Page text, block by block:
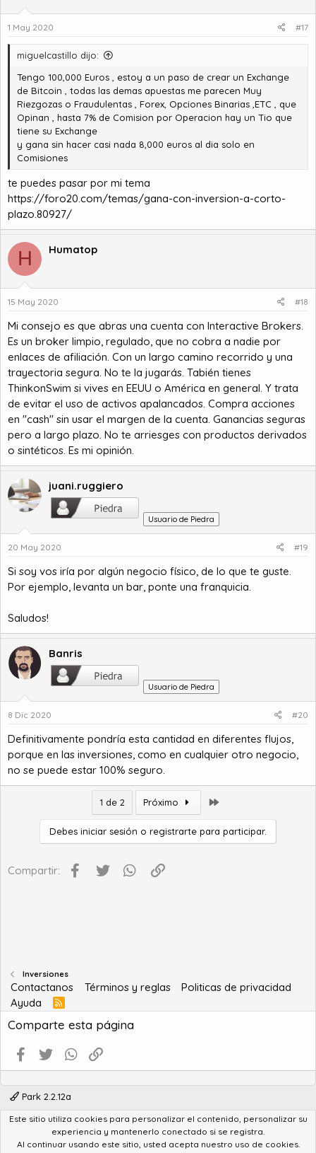
1 May 2020 #17
miguelcastillo dijo:
Tengo 100,000 Euros , estoy a un paso de crear un Exchange
de Bitcoin , todas las demas apuestas me parecen Muy
Riezgozas o Fraudulentas , Forex, Opciones Binarias ,ETC , que
Opinan , hasta 7% de Comision por Operacion hay un Tio que
tiene su Exchange
y gana sin hacer casi nada 8,000 euros al dia solo en
Comisiones
te puedes pasar por mi tema
https://foro20.com/temas/gana-con-inversion-a-corto-
plazo.80927/
H Humatop
15 May 2020 #18
Mi consejo es que abras una cuenta con Interactive Brokers.
Es un broker limpio, regulado, que no cobra a nadie por
enlaces de afiliación. Con un largo camino recorrido y una
trayectoria segura. No te la jugarás. Tabién tienes
ThinkonSwim si vives en EEUU o América en general. Y trata
de evitar el uso de activos apalancados. Compra acciones
en "cash" sin usar el margen de la cuenta. Ganancias seguras
pero a largo plazo. No te arriesges con productos derivados
o sintéticos. Es mi opinión.
juani.ruggiero
Usuario de Piedra
20 May 2020 #19
Si soy vos iría por algún negocio físico, de lo que te guste.
Por ejemplo, levanta un bar, ponte una franquicia.
Saludos!
Banris
Usuario de Piedra
8 Dic 2020 #20
Definitivamente pondría esta cantidad en diferentes flujos,
porque en las inversiones, como en cualquier otro negocio,
no se puede estar 100% seguro.
1 de 2 Próximo
Debes iniciar sesión o registrarte para participar.
Compartir: Facebook
Twitter WhatsApp
Inversiones
Contactanos Términos y reglas
Politicas de privacidad
Ayuda
R
S
S
Comparte esta página
Facebook
Twitter WhatsApp
Park 2.2.12a
Community platform by XenForo® © 2010-2022 XenForo Ltd.
Advanced Forum Stats by AddonFlare - Premium XF2 Addons
Feedback SystembyXenCentral.com
Este sitio utiliza cookies para personalizar el contenido, personalizar su
experiencia y mantenerlo conectado si se registra.
Al continuar usando este sitio, usted acepta nuestro uso de cookies.